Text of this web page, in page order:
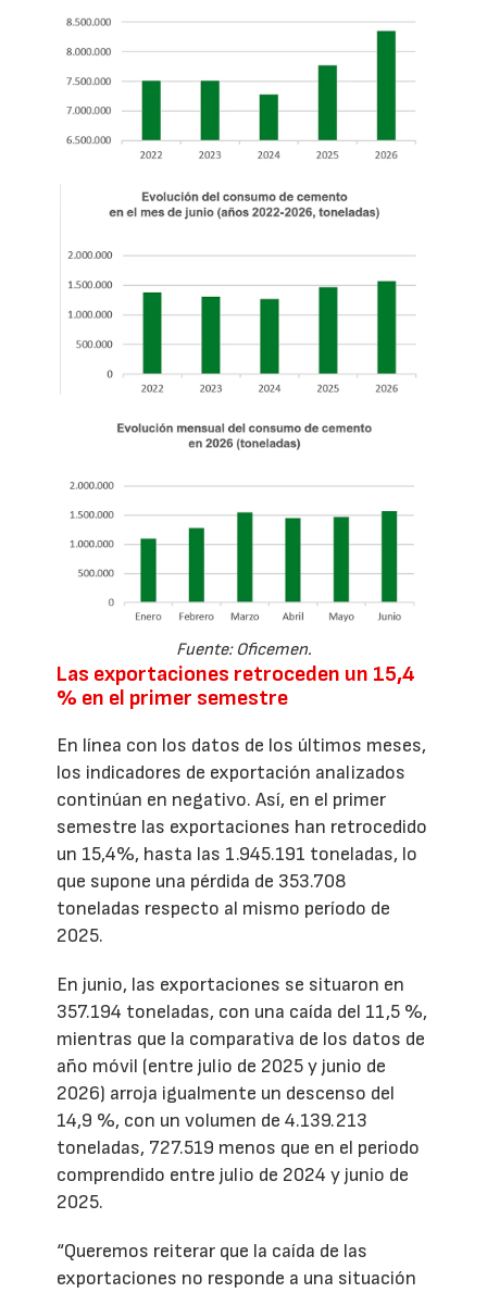
Fuente: Oficemen.
Las exportaciones retroceden un 15,4
% en el primer semestre
En línea con los datos de los últimos meses,
los indicadores de exportación analizados
continúan en negativo. Así, en el primer
semestre las exportaciones han retrocedido
un 15,4%, hasta las 1.945.191 toneladas, lo
que supone una pérdida de 353.708
toneladas respecto al mismo período de
2025.
En junio, las exportaciones se situaron en
357.194 toneladas, con una caída del 11,5 %,
mientras que la comparativa de los datos de
año móvil (entre julio de 2025 y junio de
2026) arroja igualmente un descenso del
14,9 %, con un volumen de 4.139.213
toneladas, 727.519 menos que en el periodo
comprendido entre julio de 2024 y junio de
2025.
“Queremos reiterar que la caída de las
exportaciones no responde a una situación